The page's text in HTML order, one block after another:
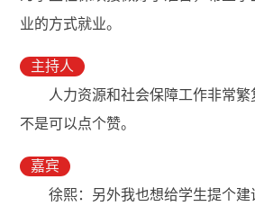
业的方式就业。
主持人
人力资源和社会保障工作非常
不是可以点个赞。
嘉宾
徐熙：另外我也想给学生提个